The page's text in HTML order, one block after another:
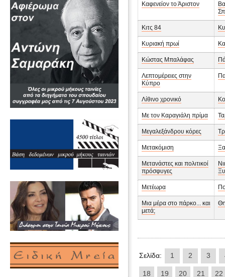
Καφενείον το Άριστον
Κιτς 84
Κυριακή πρωί
Κώστας Μπαλάφας
Λεπτομέρειες στην
Κύπρο
Λίθινο χρονικό
Με τον Καραγιάλη πρίμα
Μεγαλεξάνδρου κόρες
Μετακόμιση
Μετανάστες και πολιτικοί
πρόσφυγες
Μετέωρα
Μια μέρα στο πάρκο... και
μετά;
Σελίδα: 1 2 3
18 19 20 21 22